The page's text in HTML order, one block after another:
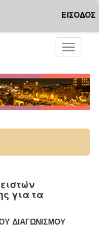
ΕΙΣΟΔΟΣ
Toggle
για τα
ΔΙΑΓΩΝΙΣΜΟΥ